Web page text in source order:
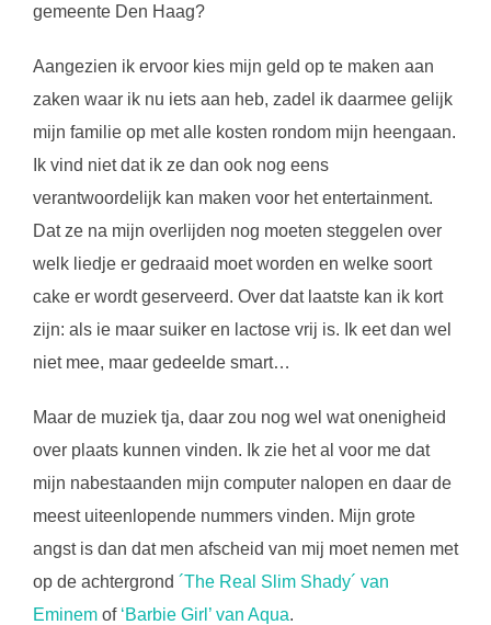
gemeente Den Haag?
Aangezien ik ervoor kies mijn geld op te maken aan
zaken waar ik nu iets aan heb, zadel ik daarmee gelijk
mijn familie op met alle kosten rondom mijn heengaan.
Ik vind niet dat ik ze dan ook nog eens
verantwoordelijk kan maken voor het entertainment.
Dat ze na mijn overlijden nog moeten steggelen over
welk liedje er gedraaid moet worden en welke soort
cake er wordt geserveerd. Over dat laatste kan ik kort
zijn: als ie maar suiker en lactose vrij is. Ik eet dan wel
niet mee, maar gedeelde smart…
Maar de muziek tja, daar zou nog wel wat onenigheid
over plaats kunnen vinden. Ik zie het al voor me dat
mijn nabestaanden mijn computer nalopen en daar de
meest uiteenlopende nummers vinden. Mijn grote
angst is dan dat men afscheid van mij moet nemen met
op de achtergrond ´The Real Slim Shady´ van
Eminem of ‘Barbie Girl’ van Aqua.